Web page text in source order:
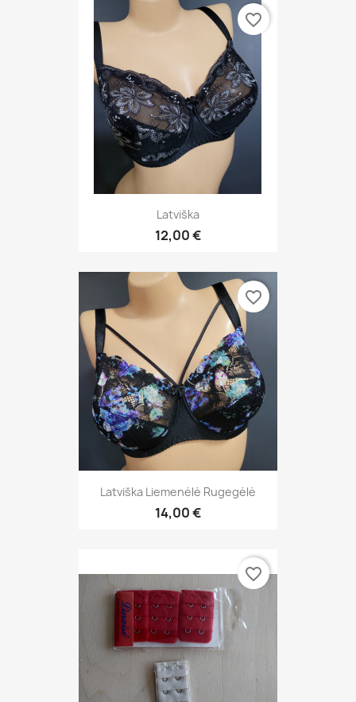
Latviška
12,00 €
favorite_border
Latviška Liemenėlė Rugegėlė
14,00 €
favorite_border
favorite_border